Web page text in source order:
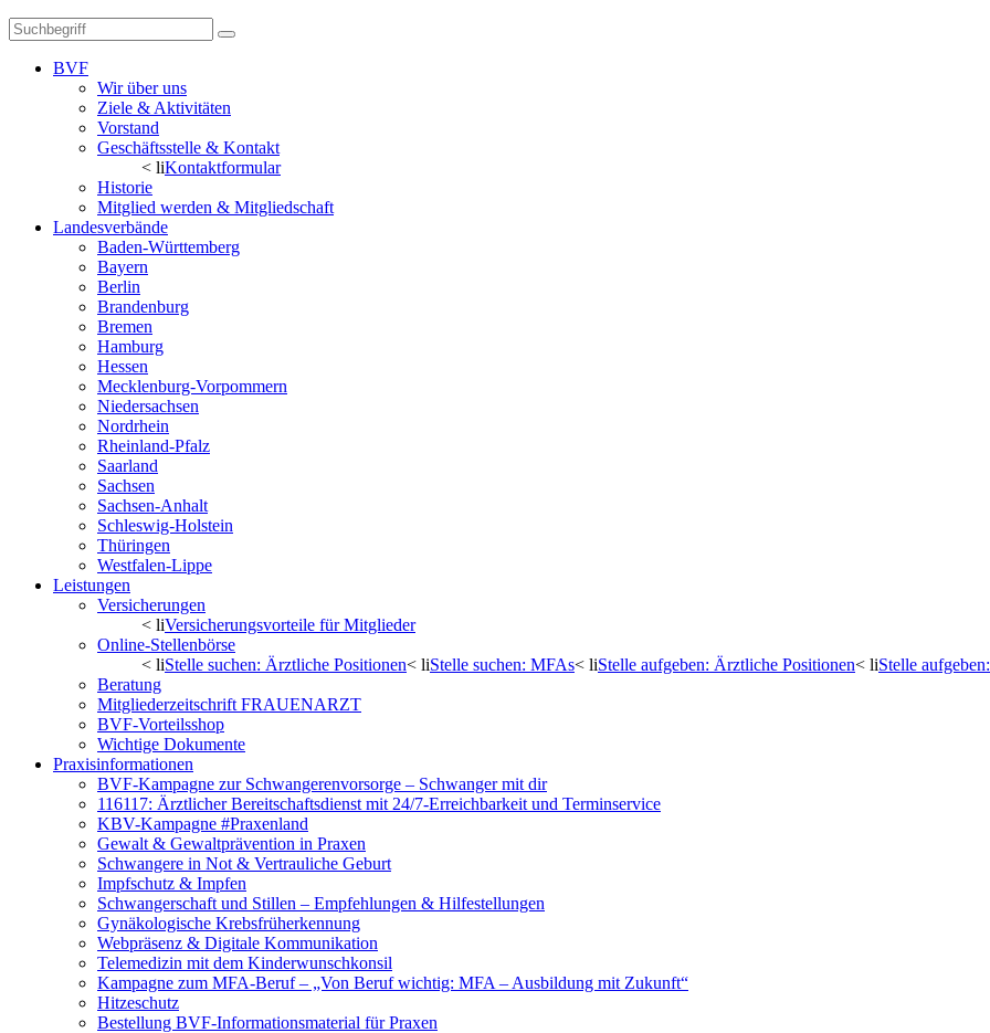
BVF
Wir über uns
Ziele & Aktivitäten
Vorstand
Geschäftsstelle & Kontakt
< liKontaktformular
Historie
Mitglied werden & Mitgliedschaft
Landesverbände
Baden-Württemberg
Bayern
Berlin
Brandenburg
Bremen
Hamburg
Hessen
Mecklenburg-Vorpommern
Niedersachsen
Nordrhein
Rheinland-Pfalz
Saarland
Sachsen
Sachsen-Anhalt
Schleswig-Holstein
Thüringen
Westfalen-Lippe
Leistungen
Versicherungen
< liVersicherungsvorteile für Mitglieder
Online-Stellenbörse
< liStelle suchen: Ärztliche Positionen< liStelle suchen: MFAs< liStelle aufgeben: Ärztliche Positionen< liStelle
Beratung
Mitgliederzeitschrift FRAUENARZT
BVF-Vorteilsshop
Wichtige Dokumente
Praxisinformationen
BVF-Kampagne zur Schwangerenvorsorge – Schwanger mit dir
116117: Ärztlicher Bereitschaftsdienst mit 24/7-Erreichbarkeit und Terminservice
KBV-Kampagne #Praxenland
Gewalt & Gewaltprävention in Praxen
Schwangere in Not & Vertrauliche Geburt
Impfschutz & Impfen
Schwangerschaft und Stillen – Empfehlungen & Hilfestellungen
Gynäkologische Krebsfrüherkennung
Webpräsenz & Digitale Kommunikation
Telemedizin mit dem Kinderwunschkonsil
Kampagne zum MFA-Beruf – „Von Beruf wichtig: MFA – Ausbildung mit Zukunft“
Hitzeschutz
Bestellung BVF-Informationsmaterial für Praxen